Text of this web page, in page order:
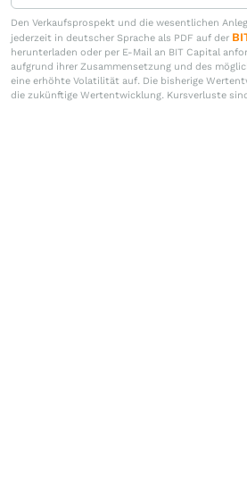
Den Verkaufsprospekt und die wesentlichen
jederzeit in deutscher Sprache als PDF auf der
herunterladen oder per E-Mail an BIT Capital
aufgrund ihrer Zusammensetzung und des
eine erhöhte Volatilität auf. Die bisherige
die zukünftige Wertentwicklung. Kursverluste